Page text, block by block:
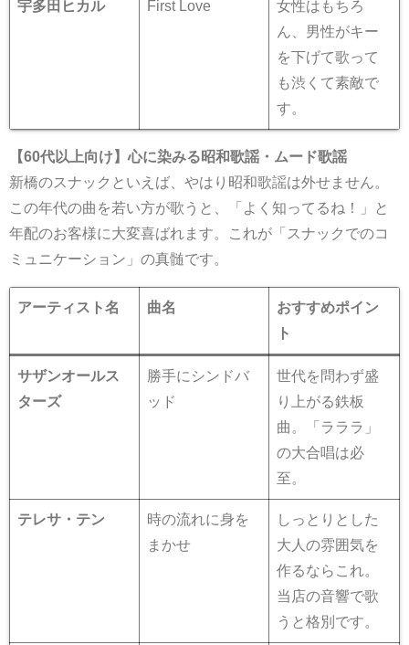
宇多田ヒカル First Love
女性はもちろ
ん、男性がキー
を下げて歌って
も渋くて素敵で
す。
【60代以上向け】心に染みる昭和歌謡・ムード歌謡
新橋のスナックといえば、やはり昭和歌謡は外せません。
この年代の曲を若い方が歌うと、「よく知ってるね！」と
年配のお客様に大変喜ばれます。これが「スナックでのコ
ミュニケーション」の真髄です。
アーティスト名 曲名
おすすめポイン
ト
サザンオールス
ターズ
勝手にシンドバ
ッド
世代を問わず盛
り上がる鉄板
曲。「ラララ」
の大合唱は必
至。
テレサ・テン
時の流れに身を
まかせ
しっとりとした
大人の雰囲気を
作るならこれ。
当店の音響で歌
うと格別です。